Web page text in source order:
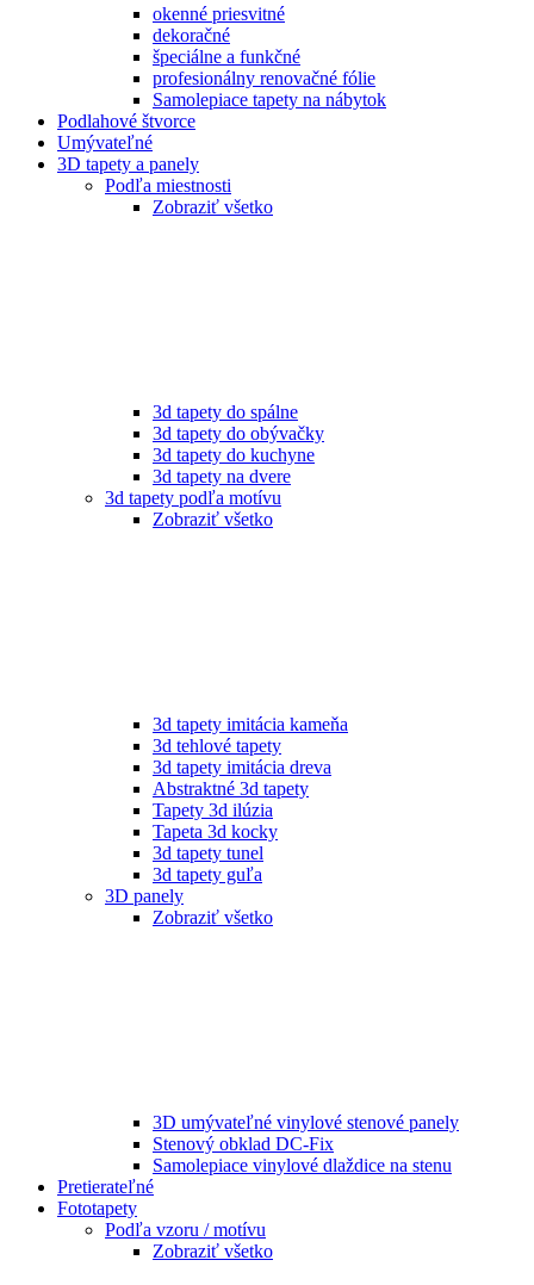
okenné priesvitné
dekoračné
špeciálne a funkčné
profesionálny renovačné fólie
Samolepiace tapety na nábytok
Podlahové štvorce
Umývateľné
3D tapety a panely
Podľa miestnosti
Zobraziť všetko
3d tapety do spálne
3d tapety do obývačky
3d tapety do kuchyne
3d tapety na dvere
3d tapety podľa motívu
Zobraziť všetko
3d tapety imitácia kameňa
3d tehlové tapety
3d tapety imitácia dreva
Abstraktné 3d tapety
Tapety 3d ilúzia
Tapeta 3d kocky
3d tapety tunel
3d tapety guľa
3D panely
Zobraziť všetko
3D umývateľné vinylové stenové panely
Stenový obklad DC-Fix
Samolepiace vinylové dlaždice na stenu
Pretierateľné
Fototapety
Podľa vzoru / motívu
Zobraziť všetko